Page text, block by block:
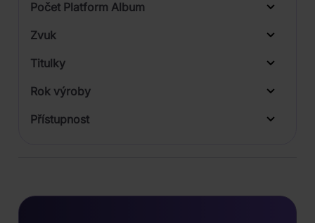
Počet Platform Album
Zvuk
Titulky
Rok výroby
Přístupnost